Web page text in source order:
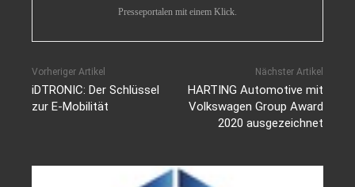
Presseportalen mit einem Klick.
Vorheriger Artikel
iDTRONIC: Der Schlüssel
zur E-Mobilität
Nächster Artikel
HARTING Automotive mit
Volkswagen Group Award
2020 ausgezeichnet